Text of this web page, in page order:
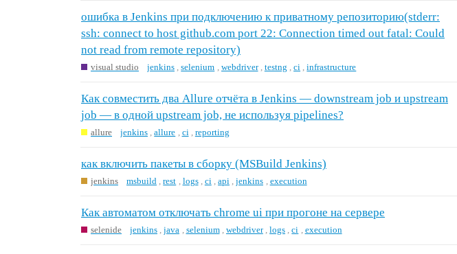
ошибка в Jenkins при подключению к приватному репозиторию(stderr:
ssh: connect to host github.com port 22: Connection timed out fatal: Could
not read from remote repository)
visual studio jenkins ,selenium webdriver testng ,ci ,infrastructure
Как совместить два Allure отчёта в Jenkins — downstream job и upstream
job — в одной upstream job, не используя pipelines?
allure jenkins ,allure ci reporting
как включить пакеты в сборку (MSBuild Jenkins)
jenkins msbuild ,rest logs ci ,api ,jenkins execution
Как автоматом отключать chrome ui при прогоне на сервере
selenide jenkins ,java selenium webdriver ,logs ,ci execution